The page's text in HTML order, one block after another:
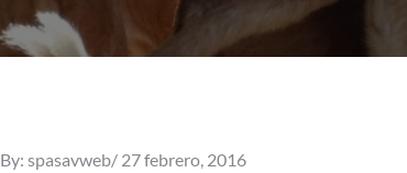
By: spasavweb Posted
27 febrero, 2016